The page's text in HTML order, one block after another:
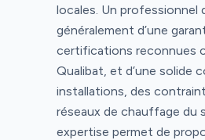
locales. Un professionnel
généralement d’une
certifications reconnues
Qualibat, et d’une solide
installations, des
réseaux de chauffage du
expertise permet de